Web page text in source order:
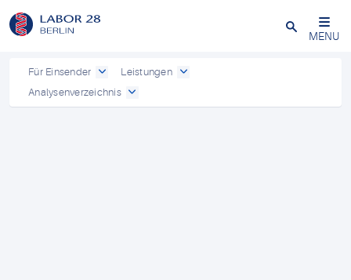
Schließen
MENU
Für Einsender
Leistungen
Analysenverzeichnis